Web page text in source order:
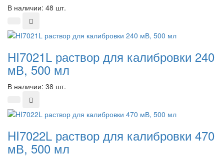
В наличии: 48 шт.
HI7021L раствор для калибровки 240
мВ, 500 мл
В наличии: 38 шт.
HI7022L раствор для калибровки 470
мВ, 500 мл